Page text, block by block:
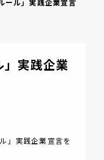
ール」実践企業宣言
」実践企業
」実践企業宣言を